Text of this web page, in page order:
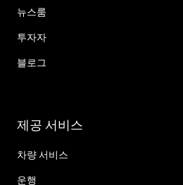
뉴스룸
투자자
블로그
제공 서비스
차량 서비스
운행